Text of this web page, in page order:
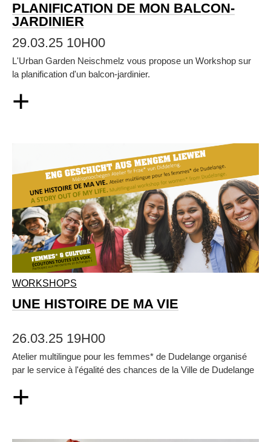
PLANIFICATION DE MON BALCON-
JARDINIER
29.03.25 10H00
L'Urban Garden Neischmelz vous propose un Workshop sur
la planification d'un balcon-jardinier.
+
WORKSHOPS
UNE HISTOIRE DE MA VIE
26.03.25 19H00
Atelier multilingue pour les femmes* de Dudelange organisé
par le service à l'égalité des chances de la Ville de Dudelange
+